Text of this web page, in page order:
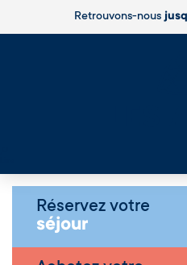
Retrouvons-nous
Réservez votre
séjour